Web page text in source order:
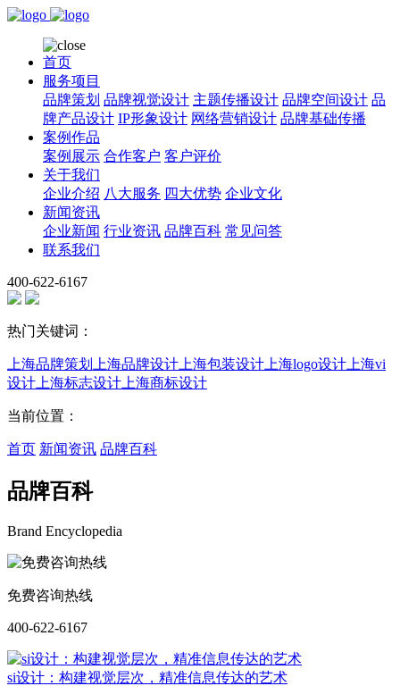
首页
服务项目
品牌策划 品牌视觉设计 主题传播设计 品牌空间设计 品
牌产品设计 IP形象设计 网络营销设计 品牌基础传播
案例作品
案例展示 合作客户 客户评价
关于我们
企业介绍 八大服务 四大优势 企业文化
新闻资讯
企业新闻 行业资讯 品牌百科 常见问答
联系我们
400-622-6167
热门关键词：
上海品牌策划 上海品牌设计 上海包装设计 上海logo设计 上海vi
设计 上海标志设计 上海商标设计
当前位置：
首页 新闻资讯 品牌百科
品牌百科
Brand Encyclopedia
免费咨询热线
400-622-6167
si设计：构建视觉层次，精准信息传达的艺术